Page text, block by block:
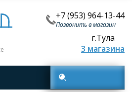
+7 (953) 964-13-44
Позвонить в магазин
г.Тула
3 магазина